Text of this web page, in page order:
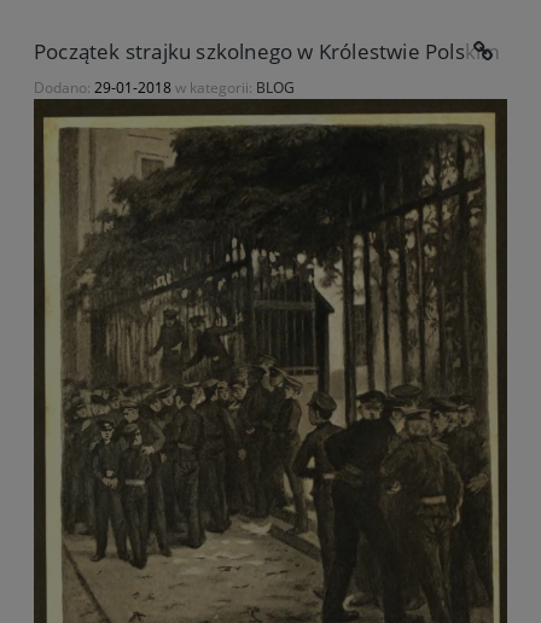
Początek strajku szkolnego w Królestwie Polskim
Dodano: 29-01-2018w kategorii: BLOG